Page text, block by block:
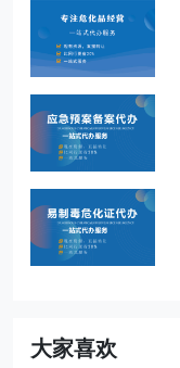
大家喜欢